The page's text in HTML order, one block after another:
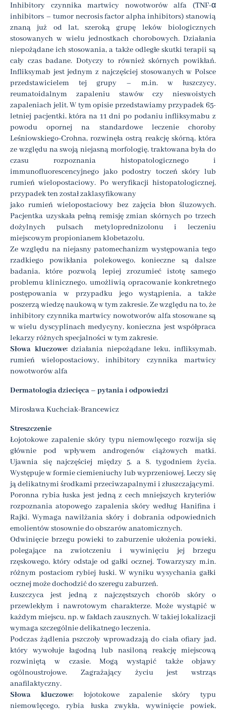
Inhibitory czynnika martwicy nowotworów alfa (TNF-α
inhibitors – tumor necrosis factor alpha inhibitors) stanowią
znaną już od lat, szeroką grupę leków biologicznych
stosowanych w wielu jednostkach chorobowych. Działania
niepożądane ich stosowania, a także odległe skutki terapii są
cały czas badane. Dotyczy to również skórnych powikłań.
Infliksymab jest jednym z najczęściej stosowanych w Polsce
przedstawicielem tej grupy – m.in. w łuszczycy,
reumatoidalnym zapaleniu stawów czy nieswoistych
zapaleniach jelit. W tym opisie przedstawiamy przypadek 65-
letniej pacjentki, która na 11 dni po podaniu infliksymabu z
powodu opornej na standardowe leczenie choroby
Leśniowskiego-Crohna, rozwinęła ostrą reakcję skórną, która
ze względu na swoją niejasną morfologię, traktowana była do
czasu rozpoznania histopatologicznego i
immunofluorescencyjnego jako podostry toczeń skóry lub
rumień wielopostaciowy. Po weryfikacji histopatologicznej,
przypadek ten został zaklasyfikowany
jako rumień wielopostaciowy bez zajęcia błon śluzowych.
Pacjentka uzyskała pełną remisję zmian skórnych po trzech
dożylnych pulsach metyloprednizolonu i leczeniu
miejscowym propionianem klobetazolu.
Ze względu na niejasny patomechanizm występowania tego
rzadkiego powikłania polekowego, konieczne są dalsze
badania, które pozwolą lepiej zrozumieć istotę samego
problemu klinicznego, umożliwią opracowanie konkretnego
postępowania w przypadku jego wystąpienia, a także
poszerzą wiedzę naukową w tym zakresie. Ze względu na to, że
inhibitory czynnika martwicy nowotworów alfa stosowane są
w wielu dyscyplinach medycyny, konieczna jest współpraca
lekarzy różnych specjalności w tym zakresie.
Słowa kluczowe:działania niepożądane leku, infliksymab,
rumień wielopostaciowy, inhibitory czynnika martwicy
nowotworów alfa
Dermatologia dziecięca – pytania i odpowiedzi
Mirosława Kuchciak-Brancewicz
Streszczenie
Łojotokowe zapalenie skóry typu niemowlęcego rozwija się
głównie pod wpływem androgenów ciążowych matki.
Ujawnia się najczęściej między 5. a 8. tygodniem życia.
Występuje w formie ciemieniuchy lub wyprzeniowej. Leczy się
ją delikatnymi środkami przeciwzapalnymi i złuszczającymi.
Poronna rybia łuska jest jedną z cech mniejszych kryteriów
rozpoznania atopowego zapalenia skóry według Hanifina i
Rajki. Wymaga nawilżania skóry i dobrania odpowiednich
emolientów stosownie do obszarów anatomicznych.
Odwinięcie brzegu powieki to zaburzenie ułożenia powieki,
polegające na zwiotczeniu i wywinięciu jej brzegu
rzęskowego, który odstaje od gałki ocznej. Towarzyszy m.in.
różnym postaciom rybiej łuski. W wyniku wysychania gałki
ocznej może dochodzić do szeregu zaburzeń.
Łuszczyca jest jedną z najczęstszych chorób skóry o
przewlekłym i nawrotowym charakterze. Może wystąpić w
każdym miejscu, np. w fałdach zausznych. W takiej lokalizacji
wymaga szczególnie delikatnego leczenia.
Podczas żądlenia pszczoły wprowadzają do ciała ofiary jad,
który wywołuje łagodną lub nasiloną reakcję miejscową
rozwiniętą w czasie. Mogą wystąpić także objawy
ogólnoustrojowe. Zagrażający życiu jest wstrząs
anafilaktyczny.
Słowa kluczowe: łojotokowe zapalenie skóry typu
niemowlęcego, rybia łuska zwykła, wywinięcie powiek,